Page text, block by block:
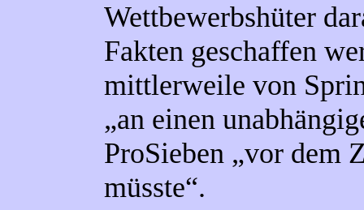
Wettbewerbshüter
Fakten geschaffen
mittlerweile von
„an einen
ProSieben „vor dem
müsste“.